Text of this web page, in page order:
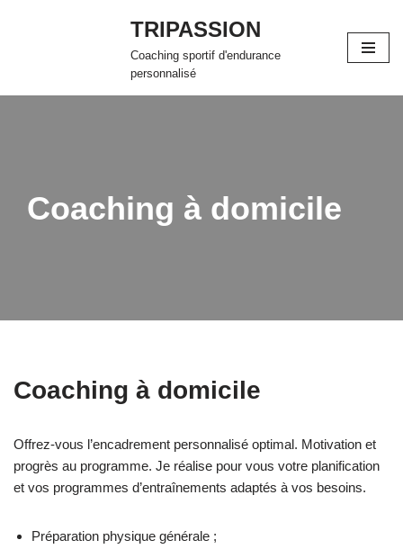
TRIPASSION
Coaching sportif d'endurance
personnalisé
Coaching à domicile
Coaching à domicile
Offrez-vous l’encadrement personnalisé optimal. Motivation et
progrès au programme. Je réalise pour vous votre planification
et vos programmes d’entraînements adaptés à vos besoins.
Préparation physique générale ;